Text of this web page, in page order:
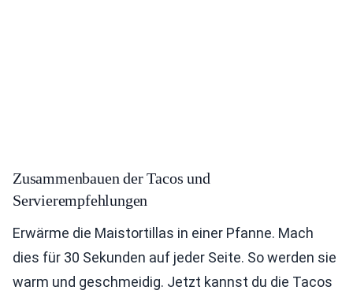
Zusammenbauen der Tacos und
Servierempfehlungen
Erwärme die Maistortillas in einer Pfanne. Mach
dies für 30 Sekunden auf jeder Seite. So werden sie
warm und geschmeidig. Jetzt kannst du die Tacos